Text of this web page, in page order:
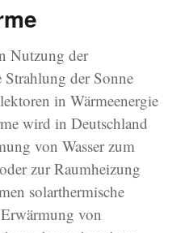
Nutzung der
der Sonne
in Wärmeenergie
wird in Deutschland
von Wasser zum
zur Raumheizung
solarthermische
von